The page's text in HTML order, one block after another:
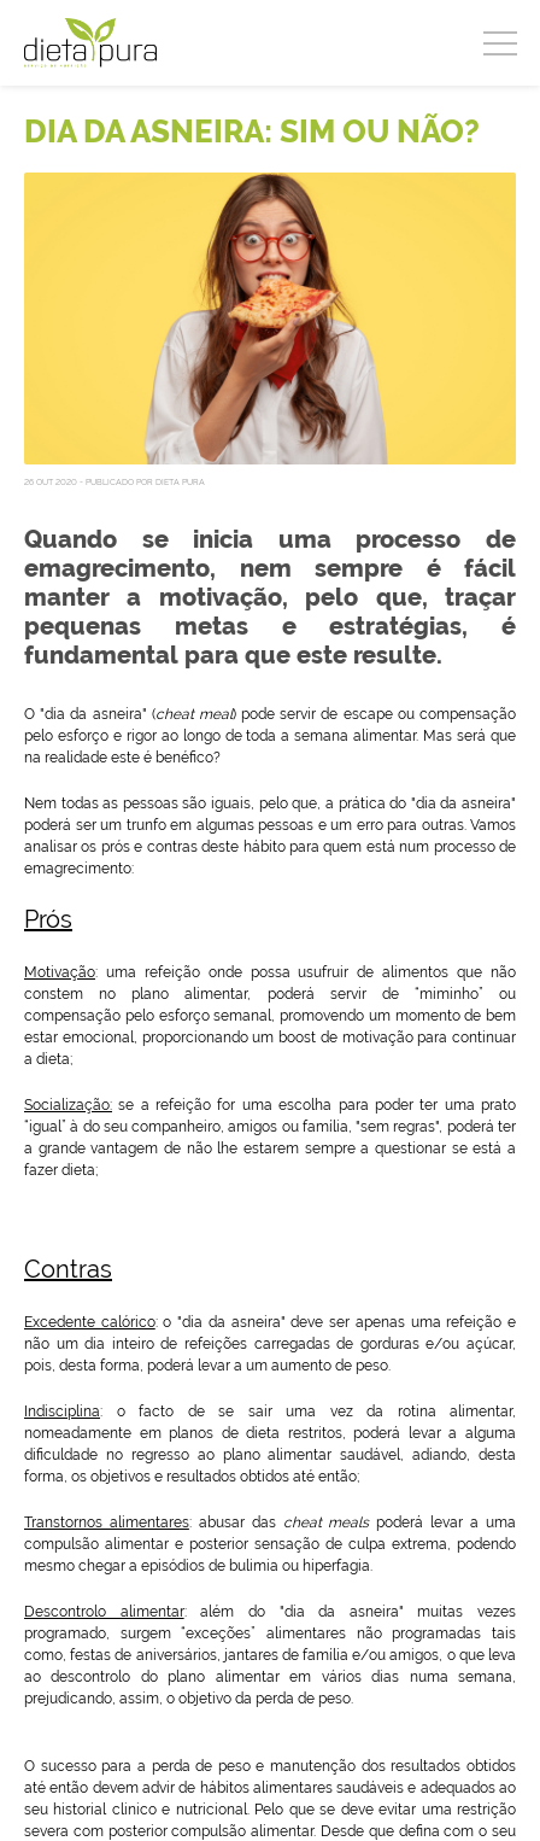
DIA DA ASNEIRA: SIM OU NÃO?
26 OUT 2020 - PUBLICADO POR DIETA PURA
Quando se inicia uma processo de
emagrecimento, nem sempre é fácil
manter a motivação, pelo que, traçar
pequenas metas e estratégias, é
fundamental para que este resulte.
O "dia da asneira" (cheat meal) pode servir de escape ou compensação
pelo esforço e rigor ao longo de toda a semana alimentar. Mas será que
na realidade este é benéfico?
Nem todas as pessoas são iguais, pelo que, a prática do "dia da asneira"
poderá ser um trunfo em algumas pessoas e um erro para outras. Vamos
analisar os prós e contras deste hábito para quem está num processo de
emagrecimento:
Prós
Motivação: uma refeição onde possa usufruir de alimentos que não
constem no plano alimentar, poderá servir de “miminho” ou
compensação pelo esforço semanal, promovendo um momento de bem
estar emocional, proporcionando um boost de motivação para continuar
a dieta;
Socialização: se a refeição for uma escolha para poder ter uma prato
“igual” à do seu companheiro, amigos ou família, "sem regras", poderá ter
a grande vantagem de não lhe estarem sempre a questionar se está a
fazer dieta;
Contras
Excedente calórico:o "dia da asneira" deve ser apenas uma refeição e
não um dia inteiro de refeições carregadas de gorduras e/ou açúcar,
pois, desta forma, poderá levar a um aumento de peso.
Indisciplina: o facto de se sair uma vez da rotina alimentar,
nomeadamente em planos de dieta restritos, poderá levar a alguma
dificuldade no regresso ao plano alimentar saudável, adiando, desta
forma, os objetivos e resultados obtidos até então;
Transtornos alimentares:abusar das cheat mealspoderá levar a uma
compulsão alimentar e posterior sensação de culpa extrema, podendo
mesmo chegar a episódios de bulimia ou hiperfagia.
Descontrolo alimentar:além do "dia da asneira" muitas vezes
programado, surgem “exceções” alimentares não programadas tais
como, festas de aniversários, jantares de família e/ou amigos, o que leva
ao descontrolo do plano alimentar em vários dias numa semana,
prejudicando, assim, o objetivo da perda de peso.
O sucesso para a perda de peso e manutenção dos resultados obtidos
até então devem advir de hábitos alimentares saudáveis e adequados ao
seu historial clinico e nutricional. Pelo que se deve evitar uma restrição
severa com posterior compulsão alimentar. Desde que defina com o seu